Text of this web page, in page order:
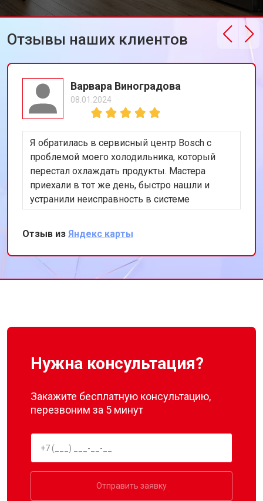
Отзывы наших клиентов
Варвара Виноградова
08.01.2024
Я обратилась в сервисный центр Bosch с
проблемой моего холодильника, который
перестал охлаждать продукты. Мастера
приехали в тот же день, быстро нашли и
устранили неисправность в системе
охлаждения. Я очень довольна их
оперативностью и качеством работы.
Спасибо за восстановление моего
холодильника!
Отзыв из Яндекс карты
Нужна консультация?
Закажите бесплатную консультацию,
перезвоним за 5 минут
Отправить заявку